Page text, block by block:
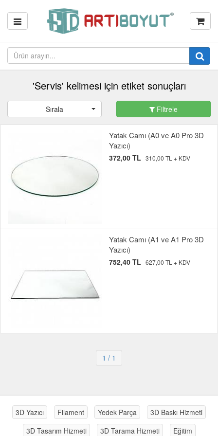
'Servis' kelimesi için etiket sonuçları
Sırala Filtrele
Yatak Camı (A0 ve A0 Pro 3D
Yazıcı)
372,00 TL 310,00 TL + KDV
Yatak Camı (A1 ve A1 Pro 3D
Yazıcı)
752,40 TL 627,00 TL + KDV
1 / 1
3D Yazıcı Filament Yedek Parça
3D Baskı Hizmeti
3D Tasarım Hizmeti
3D Tarama Hizmeti Eğitim